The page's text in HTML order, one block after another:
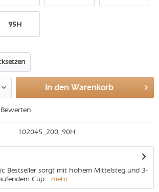
95H
In den Warenkorb
Bewerten
102045_200_90H
Bestseller sorgt mit hohem Mittelsteg und 3-
Cup... mehr